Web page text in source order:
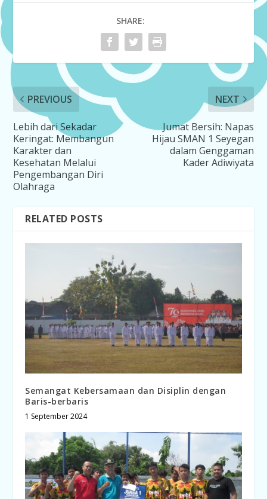
SHARE:
PREVIOUS
Lebih dari Sekadar
Keringat: Membangun
Karakter dan
Kesehatan Melalui
Pengembangan Diri
Olahraga
NEXT
Jumat Bersih: Napas
Hijau SMAN 1 Seyegan
dalam Genggaman
Kader Adiwiyata
RELATED POSTS
Semangat Kebersamaan dan Disiplin dengan
Baris-berbaris
1 September 2024